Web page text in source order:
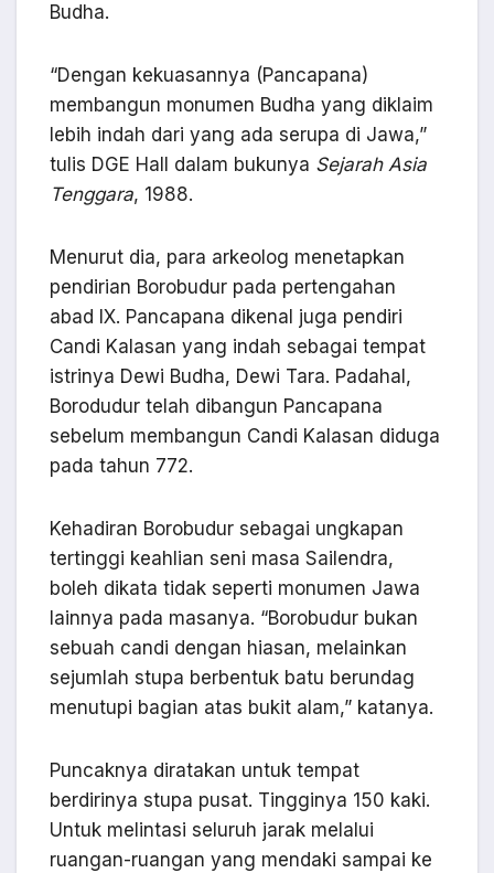
Budha.
“Dengan kekuasannya (Pancapana)
membangun monumen Budha yang diklaim
lebih indah dari yang ada serupa di Jawa,”
tulis DGE Hall dalam bukunya Sejarah Asia
Tenggara, 1988.
Menurut dia, para arkeolog menetapkan
pendirian Borobudur pada pertengahan
abad IX. Pancapana dikenal juga pendiri
Candi Kalasan yang indah sebagai tempat
istrinya Dewi Budha, Dewi Tara. Padahal,
Borodudur telah dibangun Pancapana
sebelum membangun Candi Kalasan diduga
pada tahun 772.
Kehadiran Borobudur sebagai ungkapan
tertinggi keahlian seni masa Sailendra,
boleh dikata tidak seperti monumen Jawa
lainnya pada masanya. “Borobudur bukan
sebuah candi dengan hiasan, melainkan
sejumlah stupa berbentuk batu berundag
menutupi bagian atas bukit alam,” katanya.
Puncaknya diratakan untuk tempat
berdirinya stupa pusat. Tingginya 150 kaki.
Untuk melintasi seluruh jarak melalui
ruangan-ruangan yang mendaki sampai ke